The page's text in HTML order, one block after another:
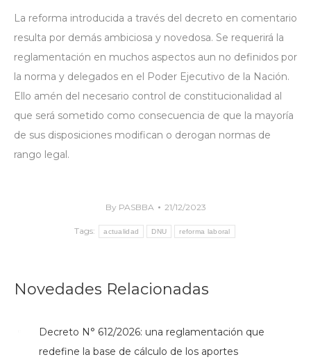
La reforma introducida a través del decreto en comentario
resulta por demás ambiciosa y novedosa. Se requerirá la
reglamentación en muchos aspectos aun no definidos por
la norma y delegados en el Poder Ejecutivo de la Nación.
Ello amén del necesario control de constitucionalidad al
que será sometido como consecuencia de que la mayoría
de sus disposiciones modifican o derogan normas de
rango legal.
By PASBBA 21/12/2023
Tags: actualidad DNU reforma laboral
Novedades Relacionadas
Decreto N° 612/2026: una reglamentación que
redefine la base de cálculo de los aportes